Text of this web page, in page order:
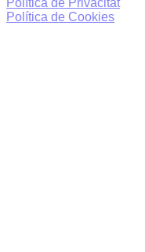
Política de Privacitat
Política de Cookies